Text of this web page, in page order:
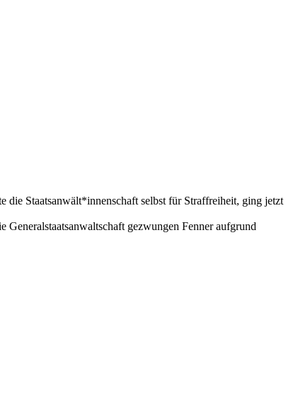
die Staatsanwält*innenschaft selbst für Straffreiheit, ging jetzt
Generalstaatsanwaltschaft gezwungen Fenner aufgrund